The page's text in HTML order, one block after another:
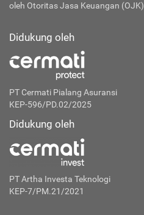
oleh Otoritas Jasa Keuangan (OJK)
Didukung oleh
PT Cermati Pialang Asuransi
KEP-596/PD.02/2025
Didukung oleh
PT Artha Investa Teknologi
KEP-7/PM.21/2021